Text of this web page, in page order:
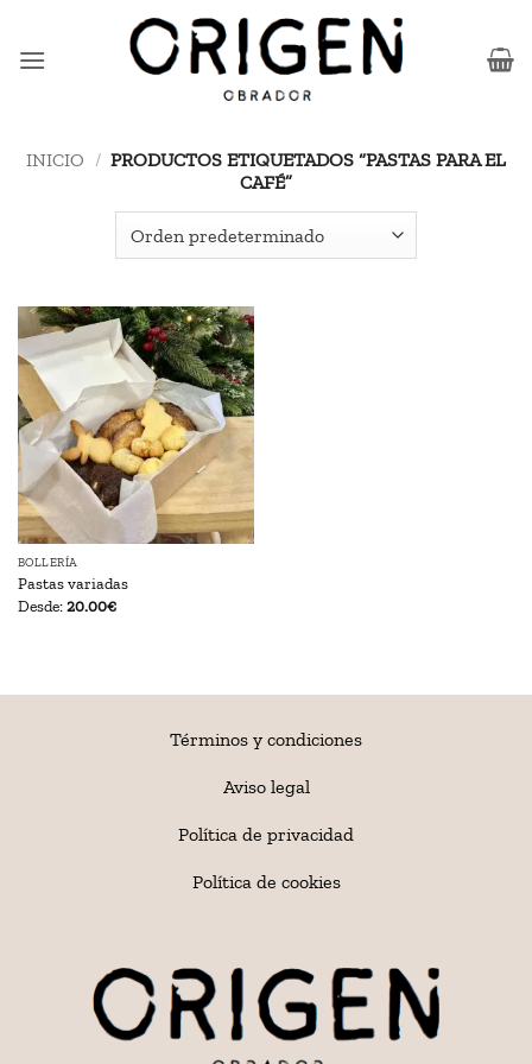
contenido
INICIO / PRODUCTOS ETIQUETADOS “PASTAS PARA EL
CAFÉ”
BOLLERÍA
Pastas variadas
Desde:20.00€
Términos y condiciones
Aviso legal
Política de privacidad
Política de cookies